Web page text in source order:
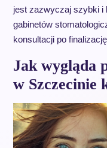
jest zazwyczaj szybki i
gabinetów
konsultacji po
Jak wygląda
w Szczecinie